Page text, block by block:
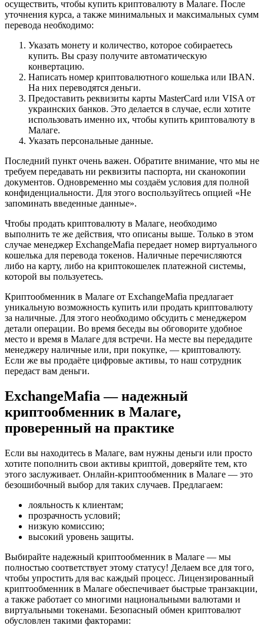
осуществить, чтобы купить криптовалюту в Малаге. После
уточнения курса, а также минимальных и максимальных сумм
перевода необходимо:
Указать монету и количество, которое собираетесь
купить. Вы сразу получите автоматическую
конвертацию.
Написать номер криптовалютного кошелька или IBAN.
На них переводятся деньги.
Предоставить реквизиты карты MasterCard или VISA от
украинских банков. Это делается в случае, если хотите
использовать именно их, чтобы купить криптовалюту в
Малаге.
Указать персональные данные.
Последний пункт очень важен. Обратите внимание, что мы не
требуем передавать ни реквизиты паспорта, ни сканокопии
документов. Одновременно мы создаём условия для полной
конфиденциальности. Для этого воспользуйтесь опцией «Не
запоминать введенные данные».
Чтобы продать криптовалюту в Малаге, необходимо
выполнить те же действия, что описаны выше. Только в этом
случае менеджер ExchangeMafia передает номер виртуального
кошелька для перевода токенов. Наличные перечисляются
либо на карту, либо на криптокошелек платежной системы,
которой вы пользуетесь.
Криптообменник в Малаге от ExchangeMafia предлагает
уникальную возможность купить или продать криптовалюту
за наличные. Для этого необходимо обсудить с менеджером
детали операции. Во время беседы вы обговорите удобное
место и время в Малаге для встречи. На месте вы передадите
менеджеру наличные или, при покупке, — криптовалюту.
Если же вы продаёте цифровые активы, то наш сотрудник
передаст вам деньги.
ExchangeMafia — надежный
криптообменник в Малаге,
проверенный на практике
Если вы находитесь в Малаге, вам нужны деньги или просто
хотите пополнить свои активы криптой, доверяйте тем, кто
этого заслуживает. Онлайн-криптообменник в Малаге — это
безошибочный выбор для таких случаев. Предлагаем:
лояльность к клиентам;
прозрачность условий;
низкую комиссию;
высокий уровень защиты.
Выбирайте надежный криптообменник в Малаге — мы
полностью соответствует этому статусу! Делаем все для того,
чтобы упростить для вас каждый процесс. Лицензированный
криптообменник в Малаге обеспечивает быстрые транзакции,
а также работает со многими национальными валютами и
виртуальными токенами. Безопасный обмен криптовалют
обусловлен такими факторами: